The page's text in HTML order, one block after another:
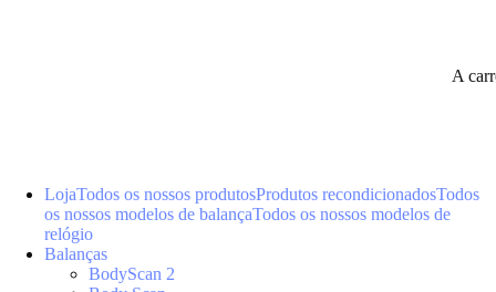
A
LojaTodos os nossos produtosProdutos recondicionadosTodos
os nossos modelos de balançaTodos os nossos modelos de
relógio
Balanças
BodyScan 2